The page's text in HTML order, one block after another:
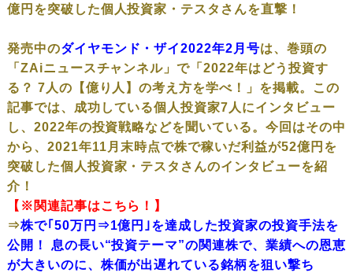
億円を突破した個人投資家・テスタさんを直撃！
発売中のダイヤモンド・ザイ2022年2月号は、巻頭の
「ZAiニュースチャンネル」で「2022年はどう投資す
る？ 7人の【億り人】の考え方を学べ！」を掲載。この
記事では、成功している個人投資家7人にインタビュー
し、2022年の投資戦略などを聞いている。今回はその中
から、2021年11月末時点で株で稼いだ利益が52億円を
突破した個人投資家・テスタさんのインタビューを紹
介！
【※関連記事はこちら！】
⇒株で｢50万円⇒1億円｣を達成した投資家の投資手法を
公開！ 息の長い“投資テーマ”の関連株で、業績への恩恵
が大きいのに、株価が出遅れている銘柄を狙い撃ち